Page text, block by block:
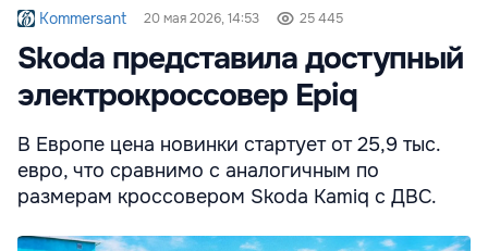
Kommersant 20 мая 2026, 14:53 25 445
Skoda представила доступный
электрокроссовер Epiq
В Европе цена новинки стартует от 25,9 тыс.
евро, что сравнимо с аналогичным по
размерам кроссовером Skoda Kamiq с ДВС.